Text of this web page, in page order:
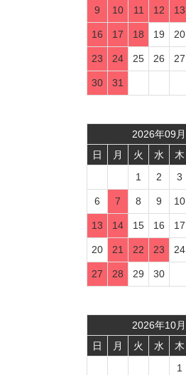
9 10 11 12 13
16 17 18 19 20
23 24 25 26 27
30 31
2026年09月
日
月 火 水 木
1
2 3
6 7 8 9 10
13 14 15 16 17
20 21 22 23 24
27 28 29 30
2026年10月
日
月 火 水 木
1